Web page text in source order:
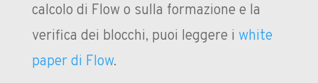
calcolo di Flow o sulla formazione e la
verifica dei blocchi, puoi leggere i white
paper di Flow.